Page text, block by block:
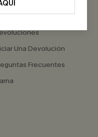
Una Devolución
Frecuentes